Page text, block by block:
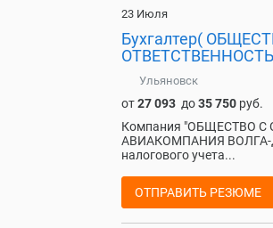
23 Июля
Бухгалтер(
Ульяновск
от27 093 до35 750 руб.
Компания "ОБЩЕСТВО
АВИАКОМПАНИЯ ВОЛГА-
налогового учета...
ОТПРАВИТЬ РЕЗЮМЕ